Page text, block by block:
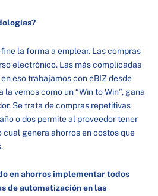
la forma a emplear. Las compras
electrónico. Las más complicadas
eso trabajamos con eBIZ desde
la vemos como un “Win to Win”, gana
Se trata de compras repetitivas
o dos permite al proveedor tener
cual genera ahorros en costos que
en ahorros implementar todos
de automatización en las